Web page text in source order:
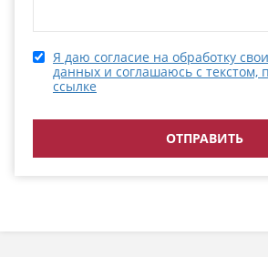
Я даю согласие на обработку
данных и соглашаюсь с
ссылке